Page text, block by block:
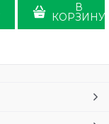
В
КОРЗИНУ